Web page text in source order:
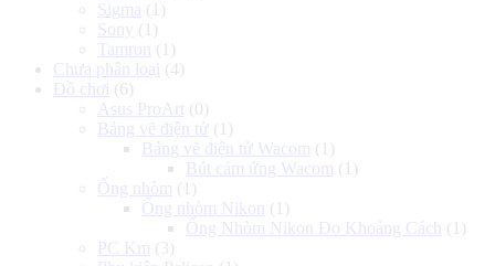
Sigma (1)
Sony (1)
Tamron
(1)
Chưa phân loại (4)
Đồ chơi (6)
Asus ProArt (0)
Bảng vẽ điện tử (1)
Bảng vẽ điện tử Wacom (1)
Bút cảm ứng Wacom (1)
Ống nhòm (1)
Ống nhòm Nikon
(1)
Ống Nhòm Nikon Đo Khoảng Cách
(1)
PC Km (3)